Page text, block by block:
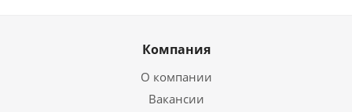
Компания
О компании
Вакансии